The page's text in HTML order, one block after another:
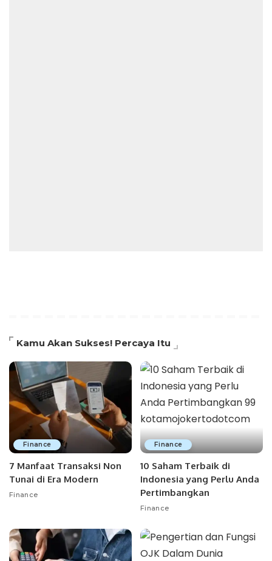
Kamu Akan Sukses! Percaya Itu
Finance
7 Manfaat Transaksi Non
Tunai di Era Modern
Finance
Finance
10 Saham Terbaik di
Indonesia yang Perlu Anda
Pertimbangkan
Finance